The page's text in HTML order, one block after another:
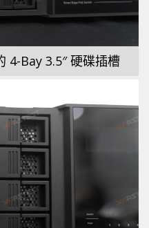
4-Bay 3.5″ 硬碟插槽